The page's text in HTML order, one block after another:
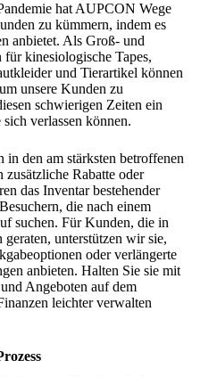
hat AUPCON Wege
zu kümmern, indem es
anbietet. Als Groß- und
kinesiologische Tapes,
und Tierartikel können
unsere Kunden zu
schwierigen Zeiten ein
verlassen können.
in den am stärksten betroffenen
Rabatte oder
das Inventar bestehender
die nach einem
suchen. Für Kunden, die in
unterstützen wir sie,
oder verlängerte
anbieten. Halten Sie sie mit
Angeboten auf dem
leichter verwalten